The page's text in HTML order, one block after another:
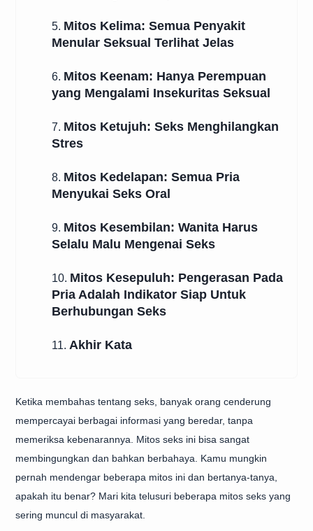
5. Mitos Kelima: Semua Penyakit
Menular Seksual Terlihat Jelas
6. Mitos Keenam: Hanya Perempuan
yang Mengalami Insekuritas Seksual
7. Mitos Ketujuh: Seks Menghilangkan
Stres
8. Mitos Kedelapan: Semua Pria
Menyukai Seks Oral
9. Mitos Kesembilan: Wanita Harus
Selalu Malu Mengenai Seks
10. Mitos Kesepuluh: Pengerasan Pada
Pria Adalah Indikator Siap Untuk
Berhubungan Seks
11. Akhir Kata
Ketika membahas tentang seks, banyak orang cenderung
mempercayai berbagai informasi yang beredar, tanpa
memeriksa kebenarannya. Mitos seks ini bisa sangat
membingungkan dan bahkan berbahaya. Kamu mungkin
pernah mendengar beberapa mitos ini dan bertanya-tanya,
apakah itu benar? Mari kita telusuri beberapa mitos seks yang
sering muncul di masyarakat.